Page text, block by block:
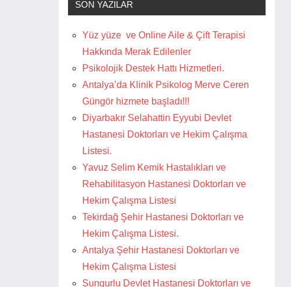
SON YAZILAR
Yüz yüze ve Online Aile & Çift Terapisi
Hakkında Merak Edilenler
Psikolojik Destek Hattı Hizmetleri.
Antalya’da Klinik Psikolog Merve Ceren
Güngör hizmete başladı!!!
Diyarbakır Selahattin Eyyubi Devlet
Hastanesi Doktorları ve Hekim Çalışma
Listesi.
Yavuz Selim Kemik Hastalıkları ve
Rehabilitasyon Hastanesi Doktorları ve
Hekim Çalışma Listesi
Tekirdağ Şehir Hastanesi Doktorları ve
Hekim Çalışma Listesi.
Antalya Şehir Hastanesi Doktorları ve
Hekim Çalışma Listesi
Sungurlu Devlet Hastanesi Doktorları ve